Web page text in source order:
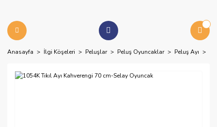
Anasayfa İlgi Köşeleri Peluşlar Peluş Oyuncaklar Peluş Ayı